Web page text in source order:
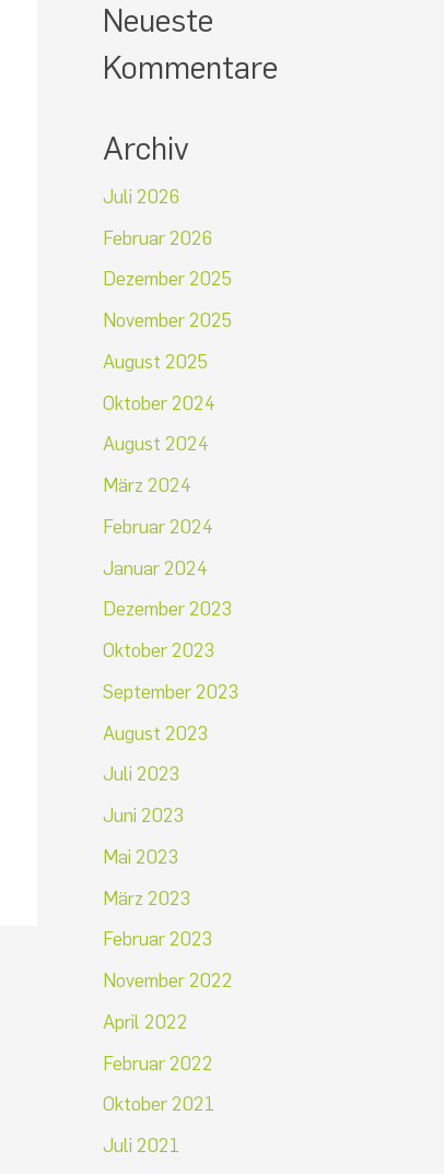
Neueste
Kommentare
Archiv
Juli 2026
Februar 2026
Dezember 2025
November 2025
August 2025
Oktober 2024
August 2024
März 2024
Februar 2024
Januar 2024
Dezember 2023
Oktober 2023
September 2023
August 2023
Juli 2023
Juni 2023
Mai 2023
März 2023
Februar 2023
November 2022
April 2022
Februar 2022
Oktober 2021
Juli 2021